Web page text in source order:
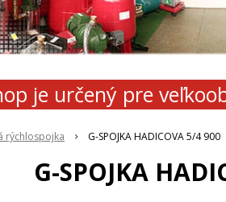
je určený pre
rýchlospojka G-SPOJKA HADICOVA 5/4 900
G-SPOJKA